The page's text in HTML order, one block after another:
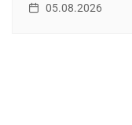
05.08.2026